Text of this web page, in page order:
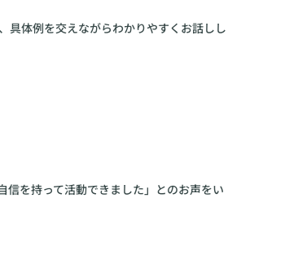
具体例を交えながらわかりやすくお話しし
を持って活動できました」とのお声をい